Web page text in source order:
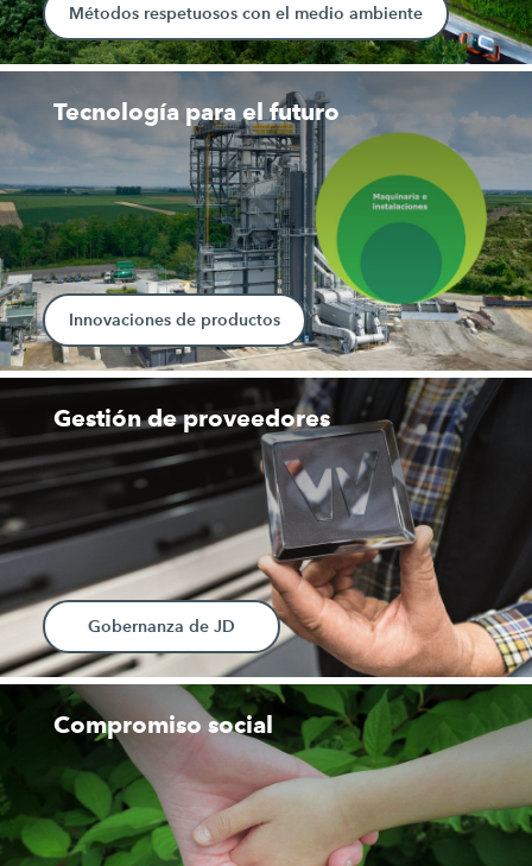
Métodos respetuosos con el medio ambiente
Tecnología para el futuro
Innovaciones de productos
Gestión de proveedores
Gobernanza de JD
Compromiso social